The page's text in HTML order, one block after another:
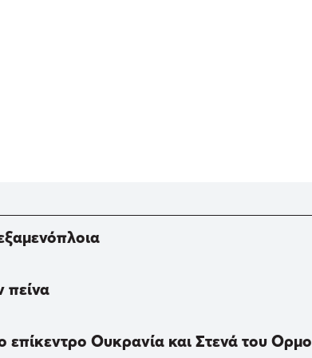
πείνα
επίκεντρο Ουκρανία και Στενά του